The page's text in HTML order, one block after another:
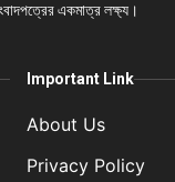
একমাত্র লক্ষ্য।
Important Link
About Us
Privacy Policy